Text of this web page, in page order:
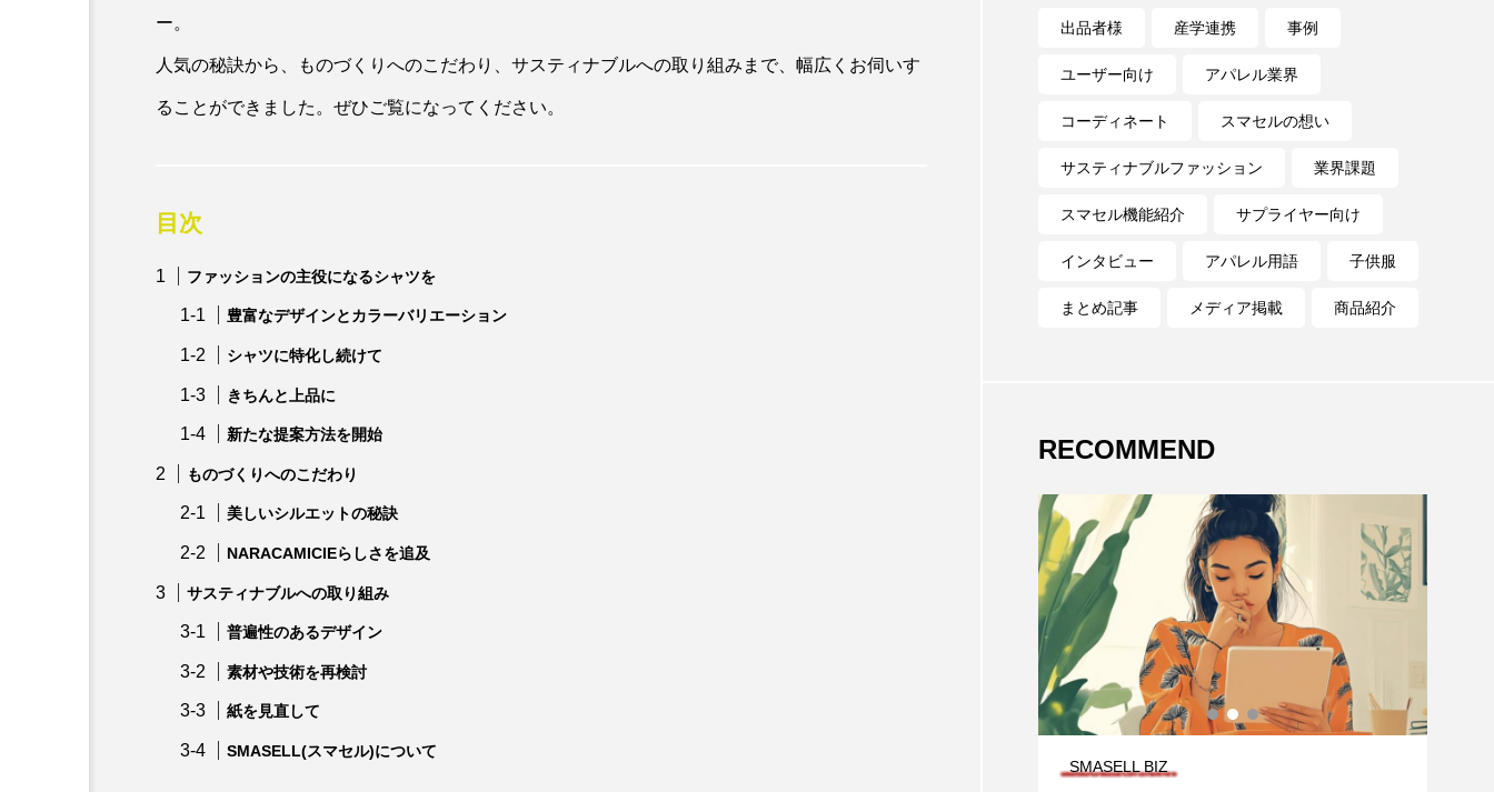
ー。
人気の秘訣から、ものづくりへのこだわり、サスティナブルへの取り組みまで、幅広くお伺いす
ることができました。ぜひご覧になってください。
目次
ファッションの主役になるシャツを
豊富なデザインとカラーバリエーション
シャツに特化し続けて
きちんと上品に
新たな提案方法を開始
ものづくりへのこだわり
美しいシルエットの秘訣
NARACAMICIEらしさを追及
サスティナブルへの取り組み
普遍性のあるデザイン
素材や技術を再検討
紙を見直して
SMASELL(スマセル)について
出品者様 産学連携 事例
ユーザー向け アパレル業界
コーディネート スマセルの想い
サスティナブルファッション 業界課題
スマセル機能紹介 サプライヤー向け
インタビュー アパレル用語 子供服
まとめ記事 メディア掲載 商品紹介
RECOMMEND
SMASELL BIZ